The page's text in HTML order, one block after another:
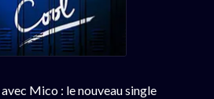
Mico : le nouveau single